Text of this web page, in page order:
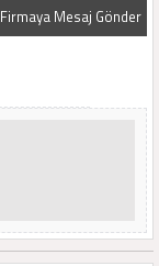
Firmaya Mesaj Gönder